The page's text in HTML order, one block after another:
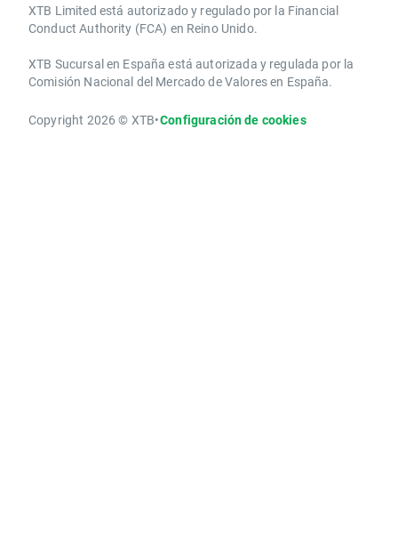
XTB Limited ​está autorizado y regulado por la ​Financial
Conduct Authority ​(FCA) en ​​Reino Unido.
XTB Sucursal en España está autorizada y regulada por la
Comisión Nacional del Mercado de Valores en España.
Copyright 2026 © XTB•Configuración de cookies